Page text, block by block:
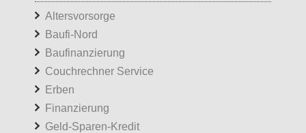
Altersvorsorge
Baufi-Nord
Baufinanzierung
Couchrechner Service
Erben
Finanzierung
Geld-Sparen-Kredit